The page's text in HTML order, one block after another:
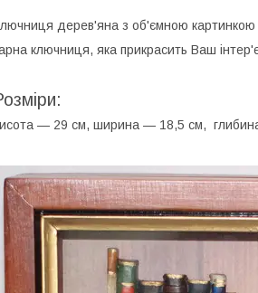
дерев'яна з об'ємною картинкою
ключниця, яка прикрасить Ваш
— 29 см, ширина — 18,5 см,